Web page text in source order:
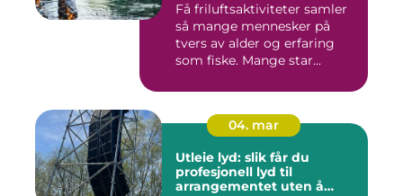
Få friluftsaktiviteter samler
så mange mennesker på
tvers av alder og erfaring
som fiske. Mange star...
04. mar
Utleie lyd: slik får du
profesjonell lyd til
arrangementet uten å